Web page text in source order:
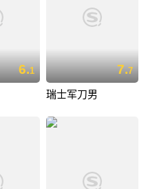
6.1 7.7
瑞士军刀男